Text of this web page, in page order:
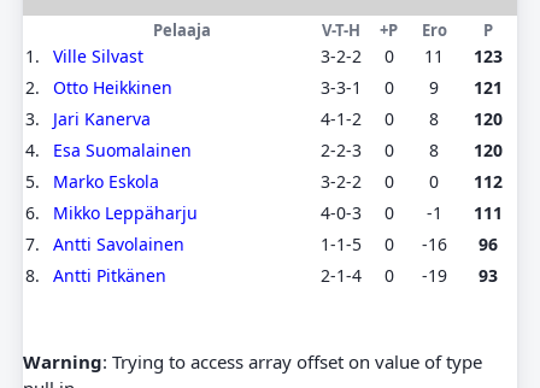
Pelaaja V-T-H +P Ero P
1. Ville Silvast 3-2-2 0 11
123
2.
Otto Heikkinen 3-3-1 0 9
121
3.
Jari Kanerva 4-1-2 0 8
120
4.
Esa Suomalainen 2-2-3 0 8
120
5.
Marko Eskola 3-2-2 0 0
112
6.
Mikko Leppäharju 4-0-3 0 -1
111
7.
Antti Savolainen 1-1-5 0 -16
96
8.
Antti Pitkänen 2-1-4 0 -19 93
Warning: Trying to access array offset on value of type